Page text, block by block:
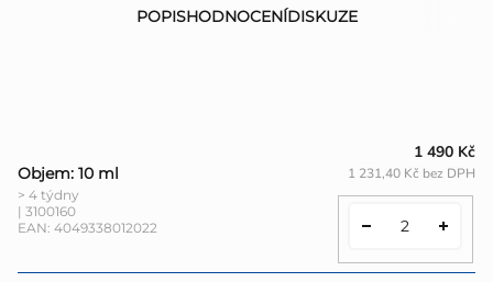
POPISHODNOCENÍDISKUZE
Objem: 10 ml
> 4 týdny
| 3100160
EAN: 4049338012022
1 490 Kč
1 231,40 Kč bez DPH